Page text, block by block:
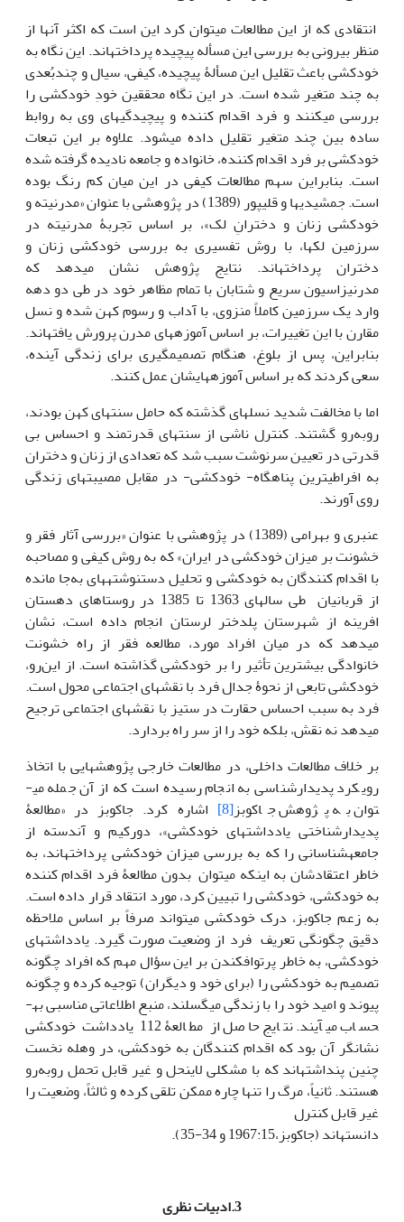
انتقادی که از این مطالعات می­توان کرد این است که اکثر آن­ها از
منظر بیرونی به بررسی این مسأله پیچیده پرداخته­اند. این نگاه به
خودکشی باعث تقلیل این مسألۀ پیچیده، کیفی، سیال و چندبُعدی
به چند متغیر شده است. در این نگاه محققین خودِ خودکشی را
بررسی می­کنند و فرد اقدام کننده و پیچیدگی­های وی به روابط
ساده بین چند متغیر تقلیل داده می­شود. علاوه بر این تبعات
خودکشی بر فرد اقدام کننده، خانواده و جامعه نادیده گرفته­ شده
است. بنابراین سهم مطالعات کیفی در این میان کم رنگ بوده
است. جمشیدیها و قلی­پور (1389) در پژوهشی با عنوان «مدرنیته و
خودکشی زنان و دخترانِ لک»، بر اساس تجربۀ مدرنیته در
سرزمین لک­ها، با روش تفسیری به بررسی خودکشی زنان و
دختران پرداخته­اند. نتایج پژوهش نشان می­دهد که
مدرنیزاسیون سریع و شتابان با تمام مظاهر خود در طی دو دهه
وارد یک سرزمین کاملاً منزوی، با آداب و رسوم کهن شده و نسل
مقارن با این تغییرات، بر اساس آموزه­های مدرن پرورش یافته­اند.
بنابراین، پس از بلوغ، هنگام تصمیم­گیری برای زندگی آینده،
سعی کردند که بر اساس آموزه­هایشان عمل کنند.
اما با مخالفت شدید نسل­های گذشته که حامل سنت­های کهن بودند،
روبه‌رو گشتند. کنترل ناشی از سنت­های قدرتمند و احساس بی
قدرتی در تعیین سرنوشت سبب شد که تعدادی از زنان و دختران
به افراطی­ترین پناهگاه- خودکشی- در مقابل مصیبت­های زندگی
روی آورند.
عنبری و بهرامی (1389) در پژوهشی با عنوان «بررسی آثار فقر و
خشونت بر میزان خودکشی در ایران» که به روش کیفی و مصاحبه‏‏
با اقدام کنندگان به خودکشی و تحلیل دست­نوشته­های به‌جا مانده
از قربانیان طی سال‏های 1363 تا 1385 در روستاهای دهستان
افرینه از شهرستان پلدختر لرستان انجام داده است، نشان
می‏دهد که در میان افراد مورد، مطالعه فقر از راه خشونت
خانوادگی بیشترین تأثیر را بر خودکشی گذاشته است. از این‌رو،
خودکشی تابعی از نحوﮤ جدال فرد با نقش‏های اجتماعی محول است.
فرد به سبب احساس حقارت در ستیز با نقش‏های اجتماعی ترجیح
می‏دهد نه نقش، بلکه خود را از سر راه بردارد.
بر خلاف مطالعات داخلی، در مطالعات خارجی پژوهش­هایی با اتخاذ
رویکرد پدیدارشناسی به انجام رسیده است که از آن جمله می­
توان به پژوهش جاکوبز[8]
اشاره کرد. جاکوبز در «مطالعۀ
پدیدارشناختی یادداشت­های خودکشی»، دورکیم و آندسته از
جامعه­شناسانی را که به بررسی میزان خودکشی پرداخته­اند، به
خاطر اعتقادشان به این­که می­توان بدون مطالعۀ فرد اقدام کننده
به خودکشی، خودکشی را تبیین کرد، مورد انتقاد قرار داده است.
به زعم جاکوبز، درک خودکشی می­تواند صرفاً بر اساس ملاحظه
دقیق چگونگی تعریف فرد از وضعیت صورت گیرد. یادداشت­های
خودکشی، به خاطر پرتوافکندن بر این سؤال مهم که افراد چگونه
تصمیم به خودکشی را (برای خود و دیگران) توجیه کرده و چگونه
پیوند و امید خود را با زندگی می­گسلند، منبع اطلاعاتی مناسبی به­
حساب می­آیند. نتایج حاصل از مطالعۀ 112 یادداشت­ خودکشی
نشان­گر آن بود که اقدام کنندگان به خودکشی، در وهله نخست
چنین پنداشته­اند که با مشکلی لاینحل و غیر قابل تحمل روبه‌رو
هستند. ثانیاً، مرگ را تنها چاره ممکن تلقی کرده و ثالثاً، وضعیت را
غیر قابل کنترل
دانسته­اند (جاکوبز،1967:15 و 34-35).
3.ادبیات نظری